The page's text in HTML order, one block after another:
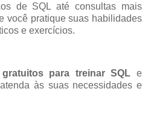
de SQL até consultas mais
você pratique suas habilidades
e exercícios.
para treinar SQL e
às suas necessidades e